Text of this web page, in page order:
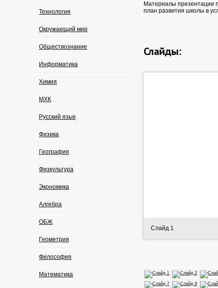
Технология
Окружающий мир
Обществознание
Информатика
Химия
МХК
Русский язык
Физика
География
Физкультура
Экономика
Алгебра
ОБЖ
Геометрия
Философия
Математика
Материалы презентации
план развития школы в
Слайды:
Слайд 1